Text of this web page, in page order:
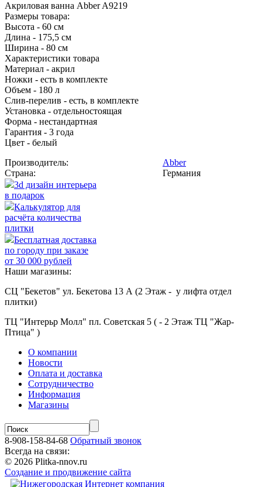
Акриловая ванна Abber A9219
Размеры товара:
Высота - 60 см
Длина - 175,5 см
Ширина - 80 см
Характеристики товара
Материал - акрил
Ножки - есть в комплекте
Объем - 180 л
Слив-перелив - есть, в комплекте
Установка - отдельностоящая
Форма - нестандартная
Гарантия - 3 года
Цвет - белый
Производитель:
Abber
Страна:
Германия
3d дизайн интерьера
в подарок
Калькулятор для
расчёта количества
плитки
Бесплатная доставка
по городу при заказе
от 30 000 рублей
Наши магазины:
СЦ "Бекетов" ул. Бекетова 13 А (2 Этаж - у лифта отдел
плитки)
ТЦ "Интерьр Молл" пл. Советская 5 ( - 2 Этаж ТЦ "Жар-
Птица" )
О компании
Новости
Оплата и доставка
Сотрудничество
Информация
Магазины
8-908-158-84-68 Обратный звонок
Всегда на связи:
© 2026 Plitka-nnov.ru
Создание и продвижение сайта